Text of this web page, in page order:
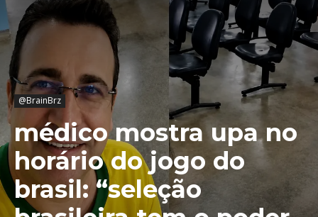
@BrainBrz
médico mostra upa no
horário do jogo do
brasil: “seleção